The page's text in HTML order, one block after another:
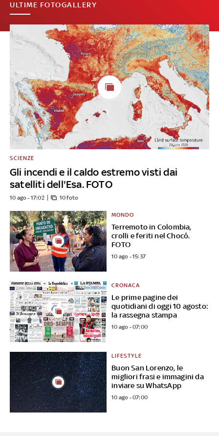
ULTIME FOTOGALLERY
Gli incendi e il caldo estremo visti dai
satelliti dell'Esa. FOTO
SCIENZE
10 ago - 17:02 10 foto
Terremoto in Colombia,
crolli e feriti nel Chocó.
FOTO
MONDO
10 ago - 15:37
Le prime pagine dei
quotidiani di oggi 10 agosto:
la rassegna stampa
CRONACA
10 ago - 07:00
Buon San Lorenzo, le
migliori frasi e immagini da
inviare su WhatsApp
LIFESTYLE
10 ago - 07:00